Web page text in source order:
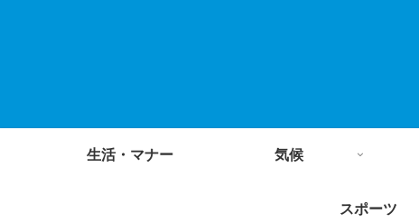
生活・マナー 気候
スポーツ